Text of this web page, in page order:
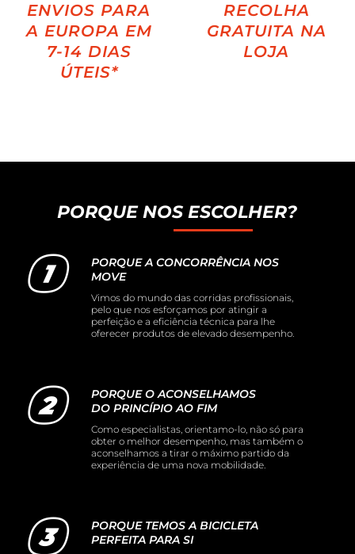
ENVIOS PARA
A EUROPA EM
7-14 DIAS
ÚTEIS*
RECOLHA
GRATUITA NA
LOJA
PORQUE NOS ESCOLHER?
PORQUE A CONCORRÊNCIA NOS
MOVE
Vimos do mundo das corridas profissionais,
pelo que nos esforçamos por atingir a
perfeição e a eficiência técnica para lhe
oferecer produtos de elevado desempenho.
PORQUE O ACONSELHAMOS
DO PRINCÍPIO AO FIM
Como especialistas, orientamo-lo, não só para
obter o melhor desempenho, mas também o
aconselhamos a tirar o máximo partido da
experiência de uma nova mobilidade.
PORQUE TEMOS A BICICLETA
PERFEITA PARA SI